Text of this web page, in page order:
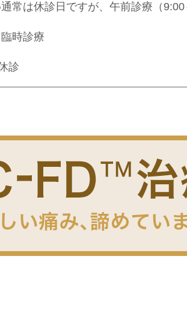
常は休診日ですが、午前診療（9:00
時診療
診
における情報を最適な形で活用し
伴う、医療DX推進体制整備につい